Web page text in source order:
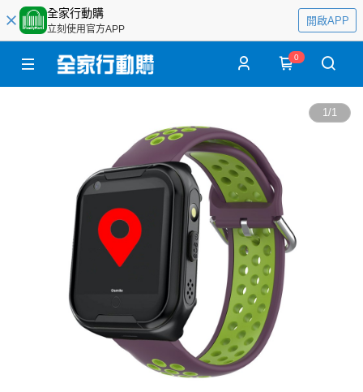
全家行動購
立刻使用官方APP
開啟APP
0
1/1